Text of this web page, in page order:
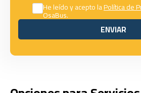
He leído y acepto laPolítica de
OsaBus.
ENVIAR
ENVIAR